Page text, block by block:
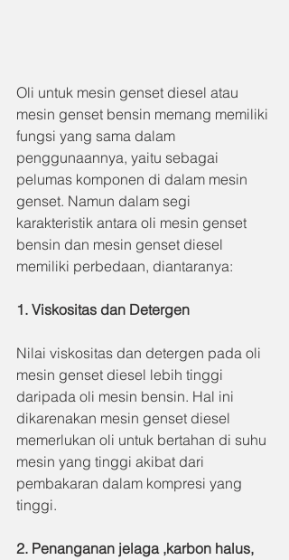
Oli untuk mesin genset diesel atau
mesin genset bensin memang memiliki
fungsi yang sama dalam
penggunaannya, yaitu sebagai
pelumas komponen di dalam mesin
genset. Namun dalam segi
karakteristik antara oli mesin genset
bensin dan mesin genset diesel
memiliki perbedaan, diantaranya:
1. Viskositas dan Detergen
Nilai viskositas dan detergen pada oli
mesin genset diesel lebih tinggi
daripada oli mesin bensin. Hal ini
dikarenakan mesin genset diesel
memerlukan oli untuk bertahan di suhu
mesin yang tinggi akibat dari
pembakaran dalam kompresi yang
tinggi.
2. Penanganan jelaga ,karbon halus,